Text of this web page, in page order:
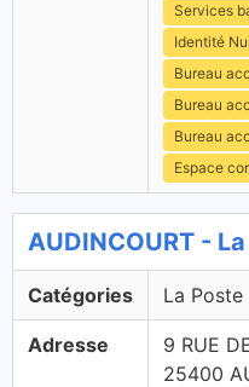
Services
Identité
Bureau
Bureau
Bureau
Espace
AUDINCOURT -
Catégories La Poste
Adresse
9 RUE
25400